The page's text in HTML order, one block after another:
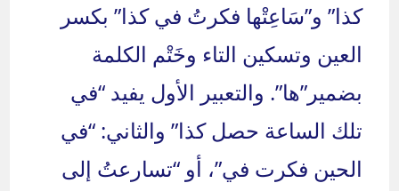
كذا” و”سَاعِتْها فكرتُ في كذا” بكسر
العين وتسكين التاء وخَتْم الكلمة
بضمير”ها”. والتعبير الأول يفيد “في
تلك الساعة حصل كذا” والثاني: “في
الحين فكرت في”، أو “تسارعتُ إلى